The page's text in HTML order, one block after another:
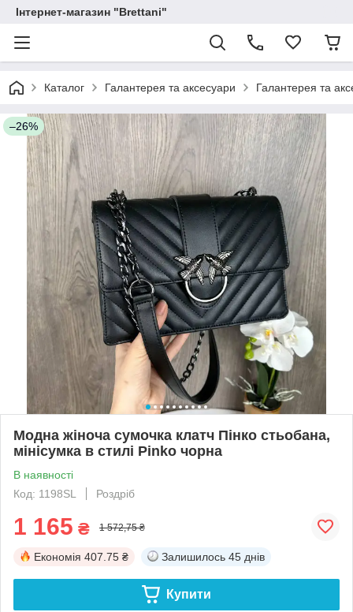
Інтернет-магазин "Brettani"
Каталог Галантерея та аксесуари Галантерея та
–26%
Модна жіноча сумочка клатч Пінко стьобана,
мінісумка в стилі Pinko чорна
В наявності
Код: 1198SL
Роздріб
1 165 ₴ 1 572,75 ₴
Економія 407.75 ₴ Залишилось 45 днів
Купити